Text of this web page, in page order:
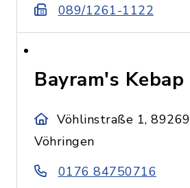
089/1261-1122
Bayram's Kebap
Vöhlinstraße 1, 89269
Vöhringen
0176 84750716